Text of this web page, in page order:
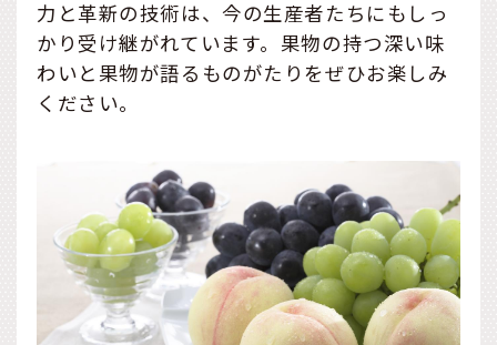
力と革新の技術は、今の生産者たちにもしっ
かり受け継がれています。果物の持つ深い味
わいと果物が語るものがたりをぜひお楽しみ
ください。